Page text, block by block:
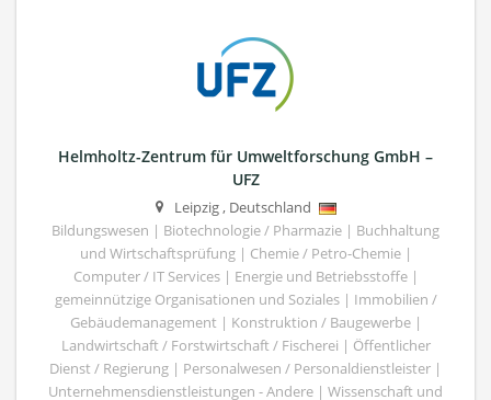
Helmholtz-Zentrum für Umweltforschung GmbH –
UFZ
Leipzig, Deutschland
Bildungswesen | Biotechnologie / Pharmazie | Buchhaltung
und Wirtschaftsprüfung | Chemie / Petro-Chemie |
Computer / IT Services | Energie und Betriebsstoffe |
gemeinnützige Organisationen und Soziales | Immobilien /
Gebäudemanagement | Konstruktion / Baugewerbe |
Landwirtschaft / Forstwirtschaft / Fischerei | Öffentlicher
Dienst / Regierung | Personalwesen / Personaldienstleister |
Unternehmensdienstleistungen - Andere | Wissenschaft und